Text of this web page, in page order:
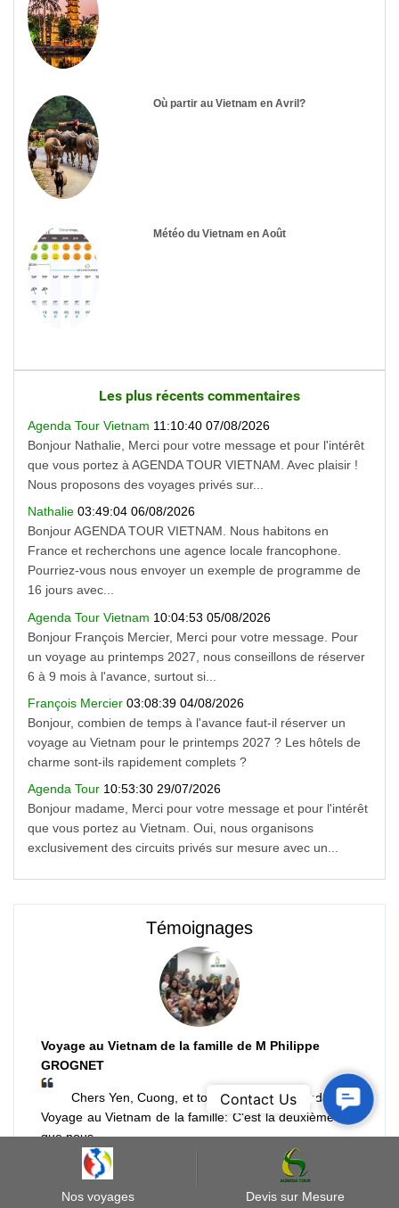
Où partir au Vietnam en Avril?
Météo du Vietnam en Août
Les plus récents commentaires
Agenda Tour Vietnam 11:10:40 07/08/2026
Bonjour Nathalie, Merci pour votre message et pour l'intérêt
que vous portez à AGENDA TOUR VIETNAM. Avec plaisir !
Nous proposons des voyages privés sur...
Nathalie 03:49:04 06/08/2026
Bonjour AGENDA TOUR VIETNAM. Nous habitons en
France et recherchons une agence locale francophone.
Pourriez-vous nous envoyer un exemple de programme de
16 jours avec...
Agenda Tour Vietnam 10:04:53 05/08/2026
Bonjour François Mercier, Merci pour votre message. Pour
un voyage au printemps 2027, nous conseillons de réserver
6 à 9 mois à l'avance, surtout si...
François Mercier 03:08:39 04/08/2026
Bonjour, combien de temps à l'avance faut-il réserver un
voyage au Vietnam pour le printemps 2027 ? Les hôtels de
charme sont-ils rapidement complets ?
Agenda Tour 10:53:30 29/07/2026
Bonjour madame, Merci pour votre message et pour l'intérêt
que vous portez au Vietnam. Oui, nous organisons
exclusivement des circuits privés sur mesure avec un...
Témoignages
Voyage au Vietnam de la famille de M Philippe
GROGNET
Chers Yen, Cuong, et toute l'équipe d'Agenda Tour
Voyage au Vietnam de la famille: C'est la deuxième fois
que nous…
Philippe GROGNET
Nos voyages Devis sur Mesure
Contact
Us
Contact Us